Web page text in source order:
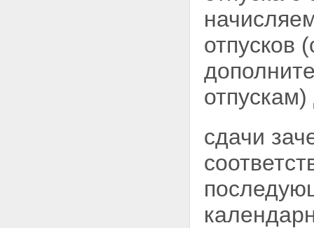
отпусков
сдачи